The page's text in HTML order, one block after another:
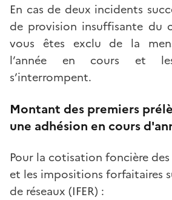
En cas de deux incidents
de provision insuffisante du
vous êtes exclu de la
l’année en cours et les
s’interrompent.
Montant des premiers
une adhésion en cours
Pour la cotisation foncière des
et les impositions forfaitaires
de réseaux (IFER) :